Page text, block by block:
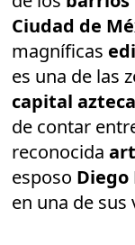
Ciudad de
magníficas
es una de las
capital azteca
de contar
reconocida
esposo Diego
en una de sus